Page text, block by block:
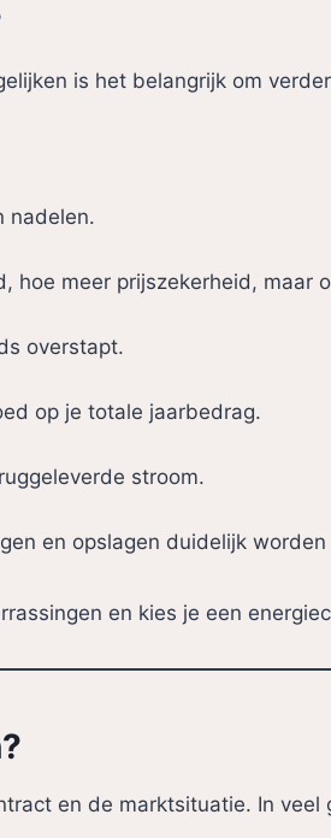
is het belangrijk om
nadelen.
hoe meer prijszekerheid, maar
overstapt.
op je totale jaarbedrag.
stroom.
en opslagen duidelijk worden
en kies je een
en de marktsituatie. In veel